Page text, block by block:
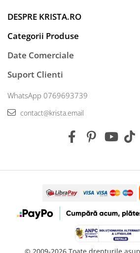
DESPRE KRISTA.RO
Categorii Produse
Date Comerciale
Suport Clienti
WhatsApp 0769693739
contact@krista.email